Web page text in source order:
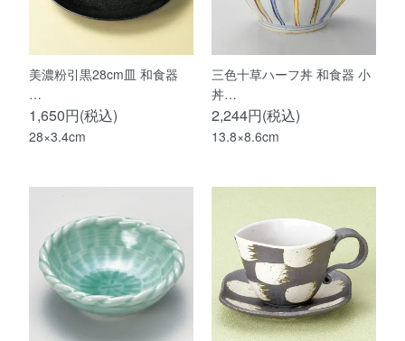
美濃粉引黒28cm皿 和食器
…
1,650円(税込)
28×3.4cm
三色十草ハーフ丼 和食器 小
丼…
2,244円(税込)
13.8×8.6cm